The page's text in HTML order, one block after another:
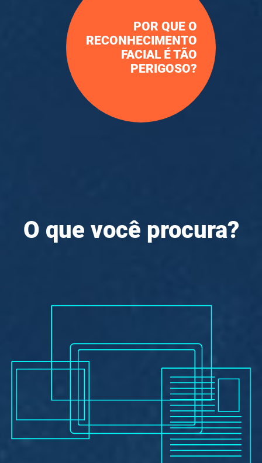
POR QUE O
RECONHECIMENTO
FACIAL É TÃO
PERIGOSO?
O que você procura?